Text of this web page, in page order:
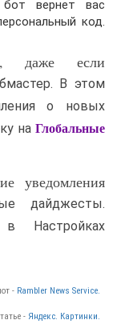
вернет вас
код.
даже если
В этом
о новых
на Глобальные
уведомления
дайджесты.
Настройках
- Rambler News Service.
- Яндекс. Картинки.